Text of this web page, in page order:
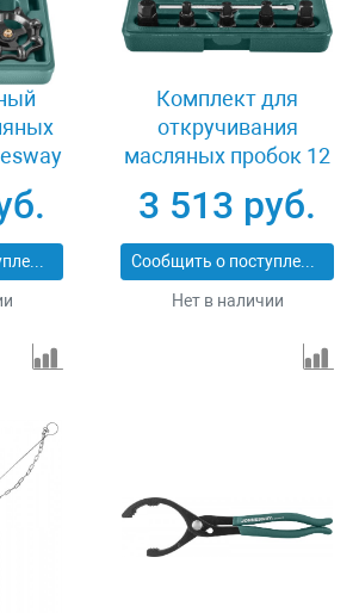
Сообщить о поступлении
Комплект для
откручивания
масляных пробок 12
предметов Jonnesway
AI030002
3 513 руб.
Сообщить о поступлении
Нет в наличии